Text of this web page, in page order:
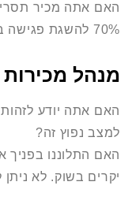
האם אתה מכיר
70% להשגת פגישה ב- CALLCOLD ?
מנהל מכירות
האם אתה יודע
למצב נפוץ זה?
האם התלוננו בפניך
יקרים בשוק. לא